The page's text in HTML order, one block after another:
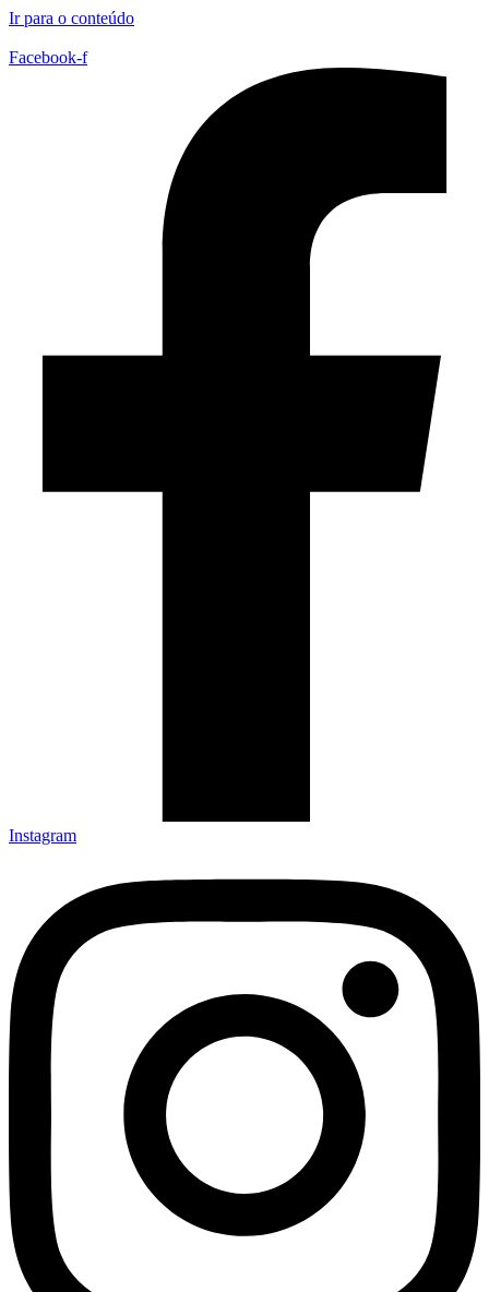
Ir para o conteúdo
Facebook-f
Instagram